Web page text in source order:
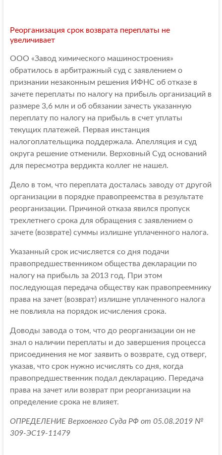
Реорганизация срок возврата переплаты не
увеличивает
ООО «Завод химического машиностроения»
обратилось в арбитражный суд с заявлением о
признании незаконным решения ИФНС об отказе в
зачете переплаты по налогу на прибыль организаций в
размере 3,6 млн и об обязании зачесть указанную
переплату по налогу на прибыль в счет уплаты
текущих платежей. Первая инстанция
налогоплательщика поддержала. Апелляция и суд
округа решение отменили. Верховный Суд оснований
для пересмотра вердикта коллег не нашел.
Дело в том, что переплата досталась заводу от другой
организации в порядке правопреемства в результате
реорганизации. Причиной отказа явился пропуск
трехлетнего срока для обращения с заявлением о
зачете (возврате) суммы излишне уплаченного налога.
Указанный срок исчисляется со дня подачи
правопредшественником общества декларации по
налогу на прибыль за 2013 год. При этом
последующая передача обществу как правопреемнику
права на зачет (возврат) излишне уплаченного налога
не повлияла на порядок исчисления срока.
Доводы завода о том, что до реорганизации он не
знал о наличии переплаты и до завершения процесса
присоединения не мог заявить о возврате, суд отверг,
указав, что срок нужно исчислять со дня, когда
правопредшественник подал декларацию. Передача
права на зачет или возврат при реорганизации на
определение срока не влияет.
ОПРЕДЕЛЕНИЕ Верховного Суда РФ от 05.08.2019 №
309-ЭС19-11479